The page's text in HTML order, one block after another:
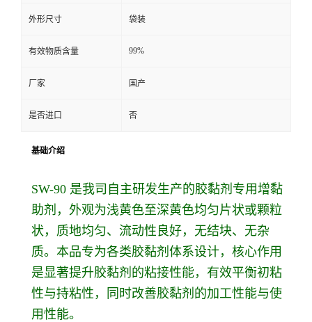
外形尺寸 袋装
有效物质含量 99%
厂家 国产
是否进口 否
基础介绍
SW-90 是我司自主研发生产的胶黏剂专用增黏
助剂，外观为浅黄色至深黄色均匀片状或颗粒
状，质地均匀、流动性良好，无结块、无杂
质。本品专为各类胶黏剂体系设计，核心作用
是显著提升胶黏剂的粘接性能，有效平衡初粘
性与持粘性，同时改善胶黏剂的加工性能与使
用性能。